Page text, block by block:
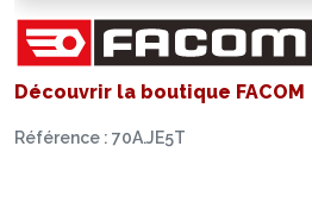
Découvrir la boutique FACOM
Référence : 70A.JE5T